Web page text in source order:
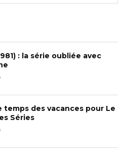
C
: la série oubliée avec
temps des vacances pour Le
Séries